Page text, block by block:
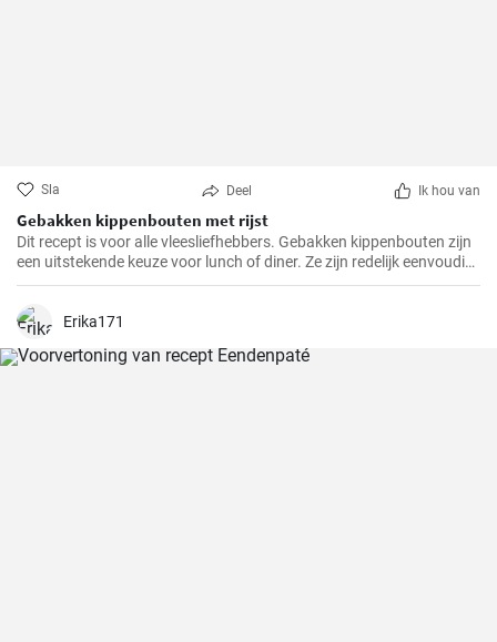
Sla Deel Ik hou van
Gebakken kippenbouten met rijst
Dit recept is voor alle vleesliefhebbers. Gebakken kippenbouten zijn
een uitstekende keuze voor lunch of diner. Ze zijn redelijk eenvoudig
te bereiden en het resultaat is altijd heerlijk.
Erika171